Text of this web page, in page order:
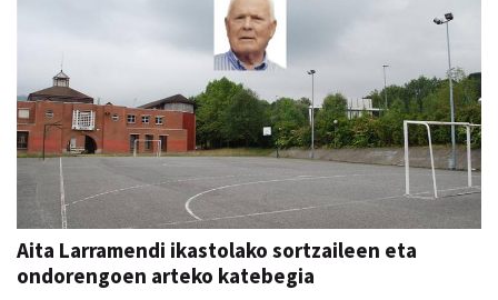
Aita Larramendi ikastolako sortzaileen eta
ondorengoen arteko katebegia